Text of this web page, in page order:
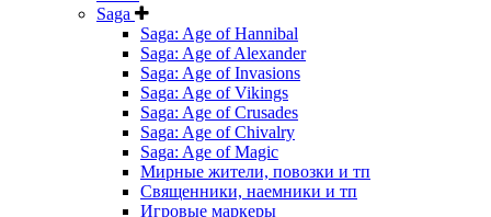
Saga
Saga: Age of Hannibal
Saga: Age of Alexander
Saga: Age of Invasions
Saga: Age of Vikings
Saga: Age of Crusades
Saga: Age of Chivalry
Saga: Age of Magic
Мирные жители, повозки и тп
Священники, наемники и тп
Игровые маркеры